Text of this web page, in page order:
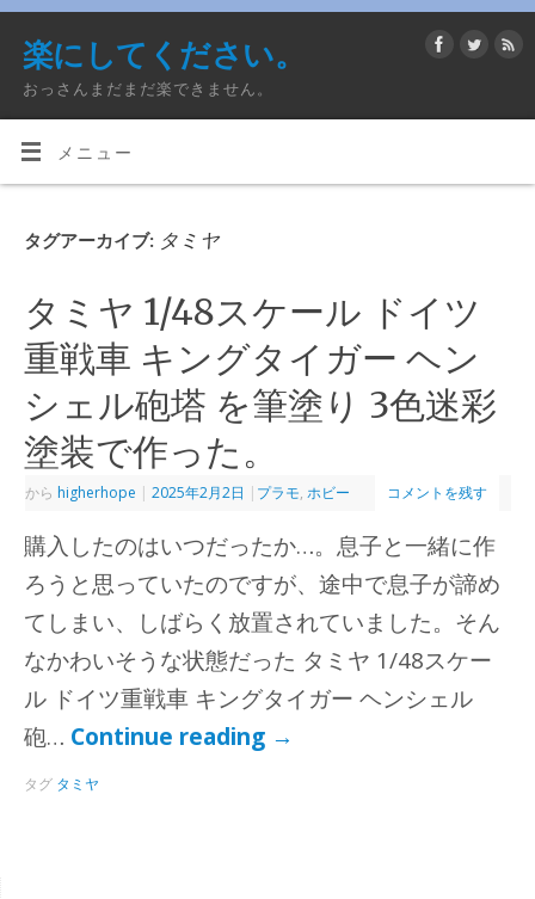
楽にしてください。
おっさんまだまだ楽できません。
メニュー
タグアーカイブ: タミヤ
タミヤ 1/48スケール ドイツ
重戦車 キングタイガー ヘン
シェル砲塔 を筆塗り 3色迷彩
塗装で作った。
から higherhope | 2025年2月2日 | プラモ,ホビー コメントを残す
購入したのはいつだったか…。息子と一緒に作
ろうと思っていたのですが、途中で息子が諦め
てしまい、しばらく放置されていました。そん
なかわいそうな状態だった タミヤ 1/48スケー
ル ドイツ重戦車 キングタイガー ヘンシェル
砲… Continue reading →
タグ タミヤ